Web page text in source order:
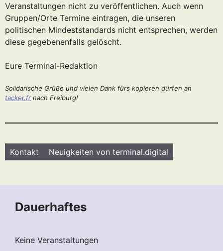
Veranstaltungen nicht zu veröffentlichen. Auch wenn
Gruppen/Orte Termine eintragen, die unseren
politischen Mindeststandards nicht entsprechen, werden
diese gegebenenfalls gelöscht.
Eure Terminal-Redaktion
Solidarische Grüße und vielen Dank fürs kopieren dürfen an
tacker.fr nach Freiburg!
Kontakt Neuigkeiten von terminal.digital
Dauerhaftes
Keine Veranstaltungen